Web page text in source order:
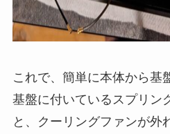
これで、簡単に本体から基
基盤に付いているスプリン
と、クーリングファンが外